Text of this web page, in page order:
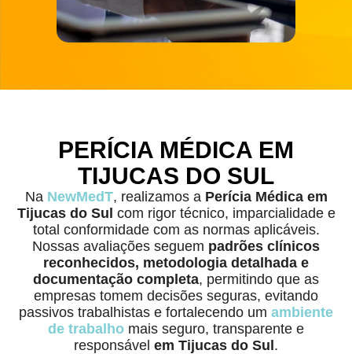
PERÍCIA MÉDICA EM
TIJUCAS DO SUL
Na NewMedT, realizamos a Perícia Médica em
Tijucas do Sul com rigor técnico, imparcialidade e
total conformidade com as normas aplicáveis.
Nossas avaliações seguem padrões clínicos
reconhecidos, metodologia detalhada e
documentação completa, permitindo que as
empresas tomem decisões seguras, evitando
passivos trabalhistas e fortalecendo um ambiente
de trabalho mais seguro, transparente e
responsável em Tijucas do Sul.